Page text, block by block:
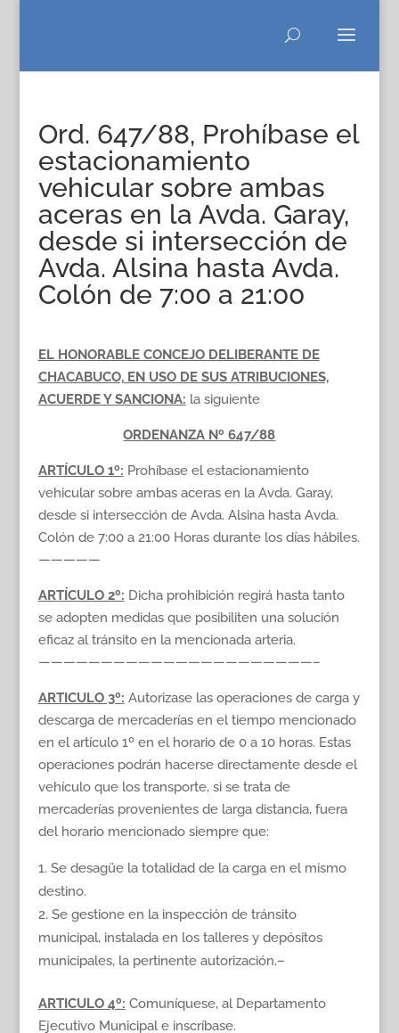
Ord. 647/88, Prohíbase el
estacionamiento
vehicular sobre ambas
aceras en la Avda. Garay,
desde si intersección de
Avda. Alsina hasta Avda.
Colón de 7:00 a 21:00
EL HONORABLE CONCEJO DELIBERANTE DE
CHACABUCO, EN USO DE SUS ATRIBUCIONES,
ACUERDE Y SANCIONA: la siguiente
ORDENANZA Nº 647/88
ARTÍCULO 1º: Prohíbase el estacionamiento
vehicular sobre ambas aceras en la Avda. Garay,
desde si intersección de Avda. Alsina hasta Avda.
Colón de 7:00 a 21:00 Horas durante los días hábiles.
—————
ARTÍCULO 2º: Dicha prohibición regirá hasta tanto
se adopten medidas que posibiliten una solución
eficaz al tránsito en la mencionada arteria.
——————————————————————–
ARTICULO 3º: Autorizase las operaciones de carga y
descarga de mercaderías en el tiempo mencionado
en el artículo 1º en el horario de 0 a 10 horas. Estas
operaciones podrán hacerse directamente desde el
vehículo que los transporte, si se trata de
mercaderías provenientes de larga distancia, fuera
del horario mencionado siempre que:
Se desagüe la totalidad de la carga en el mismo
destino.
Se gestione en la inspección de tránsito
municipal, instalada en los talleres y depósitos
municipales, la pertinente autorización.–
ARTICULO 4º: Comuníquese, al Departamento
Ejecutivo Municipal e inscríbase.